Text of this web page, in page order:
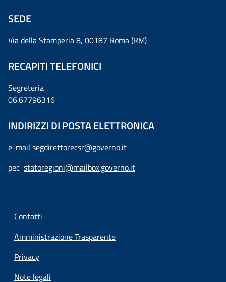
SEDE
Via della Stamperia 8, 00187 Roma (RM)
RECAPITI TELEFONICI
Segreteria
06.67796316
INDIRIZZI DI POSTA ELETTRONICA
e-mail segdirettorecsr@governo.it
pec statoregioni@mailbox.governo.it
Contatti
Amministrazione Trasparente
Privacy
Note legali